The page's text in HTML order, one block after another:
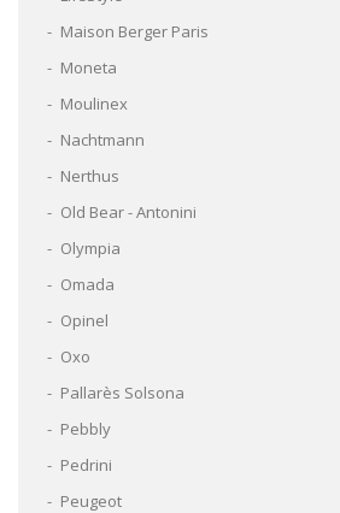
Maison Berger Paris
Moneta
Moulinex
Nachtmann
Nerthus
Old Bear - Antonini
Olympia
Omada
Opinel
Oxo
Pallarès Solsona
Pebbly
Pedrini
Peugeot